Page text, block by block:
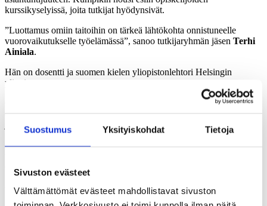
Suostumus Yksityiskohdat Tietoja
Sivuston evästeet
Välttämättömät evästeet mahdollistavat sivuston
kurssikyselyissä, joita tutkijat hyödynsivät.
”Luottamus omiin taitoihin on tärkeä lähtökohta onnistuneelle
vuorovaikutukselle työelämässä”, sanoo tutkijaryhmän jäsen Terhi
Ainiala.
Hän on dosentti ja suomen kielen yliopistonlehtori Helsingin
yliopistossa.
Opiskelijat pitivät tärkeänä työelämätaitona kykyä sietää
ja perustella.
”Yllättävää kyllä, he eivät välttämättä hahmota ajattelutaitoja
Yhteisöllisyys ruokkii oppimista